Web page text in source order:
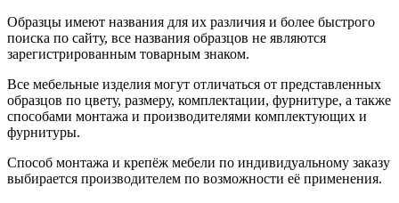
Образцы имеют названия для их различия и более быстрого
поиска по сайту, все названия образцов не являются
зарегистрированным товарным знаком.
Все мебельные изделия могут отличаться от представленных
образцов по цвету, размеру, комплектации, фурнитуре, а также
способами монтажа и производителями комплектующих и
фурнитуры.
Способ монтажа и крепёж мебели по индивидуальному заказу
выбирается производителем по возможности её применения.